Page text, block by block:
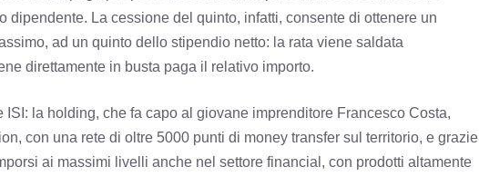
dipendente. La cessione del quinto, infatti, consente di ottenere un
ad un quinto dello stipendio netto: la rata viene saldata
direttamente in busta paga il relativo importo.
la holding, che fa capo al giovane imprenditore Francesco Costa,
con una rete di oltre 5000 punti di money transfer sul territorio, e grazie
ai massimi livelli anche nel settore financial, con prodotti altamente